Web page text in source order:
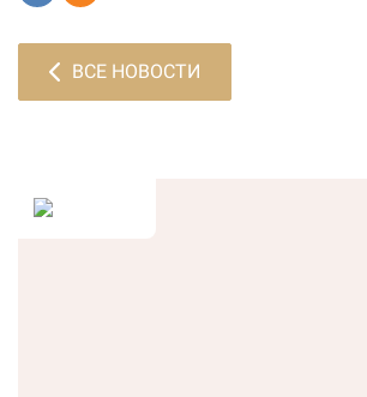
ВСЕ НОВОСТИ